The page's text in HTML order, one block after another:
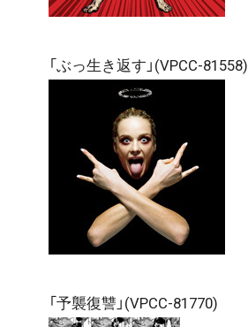
「ぶっ生き返す」(VPCC-81558)
「予襲復讐」(VPCC-81770)